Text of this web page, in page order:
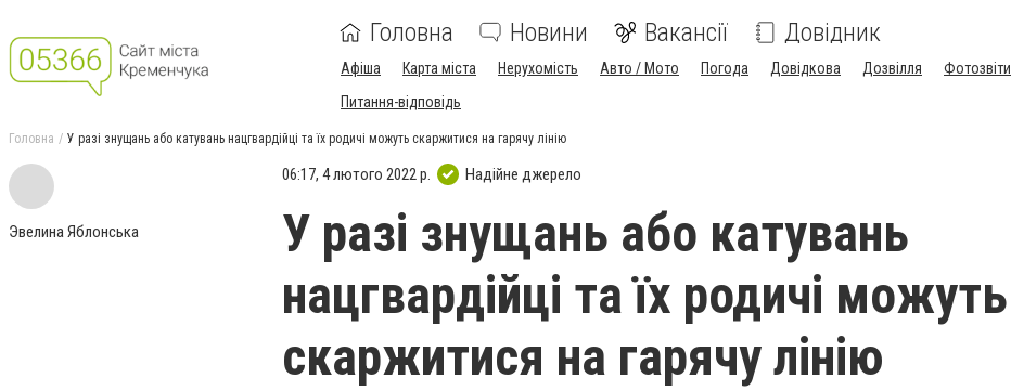
Головна Новини Вакансії Довідник
Афіша Карта міста Нерухомість Авто / Мото Погода Довідкова Дозвілля Фотозвіти
Питання-відповідь
Головна У разі знущань або катувань нацгвардійці та їх родичі можуть скаржитися на гарячу лінію
Эвелина Яблонська
06:17, 4 лютого 2022 р. Надійне джерело
У разі знущань або катувань
нацгвардійці та їх родичі можуть
скаржитися на гарячу лінію